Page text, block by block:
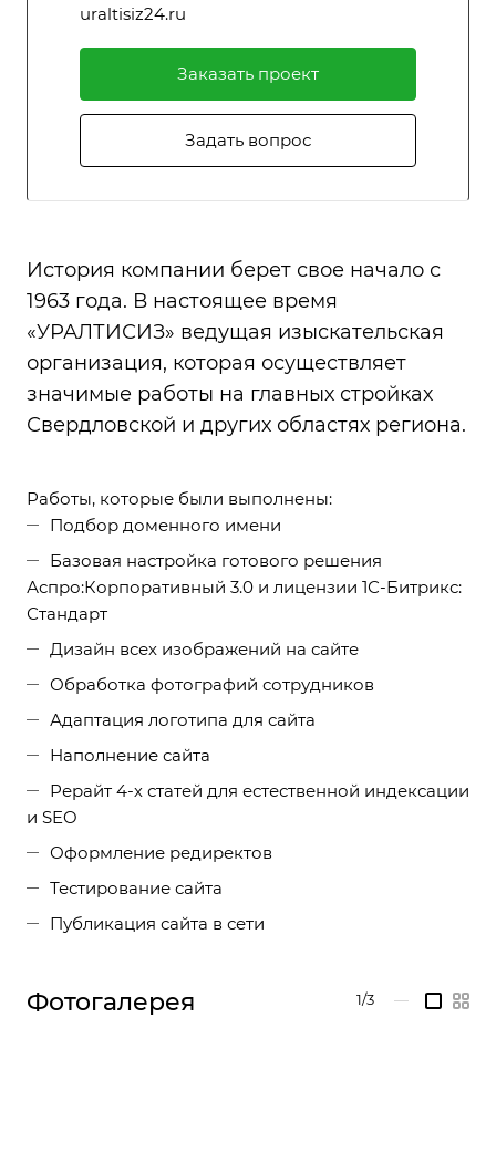
uraltisiz24.ru
Заказать проект
Задать вопрос
История компании берет свое начало с
1963 года. В настоящее время
«УРАЛТИСИЗ» ведущая изыскательская
организация, которая осуществляет
значимые работы на главных стройках
Свердловской и других областях региона.
Работы, которые были выполнены:
Подбор доменного имени
Базовая настройка готового решения
Аспро:Корпоративный 3.0 и лицензии 1С-Битрикс:
Стандарт
Дизайн всех изображений на сайте
Обработка фотографий сотрудников
Адаптация логотипа для сайта
Наполнение сайта
Рерайт 4-х статей для естественной индексации
и SEO
Оформление редиректов
Тестирование сайта
Публикация сайта в сети
Фотогалерея 1/3 —